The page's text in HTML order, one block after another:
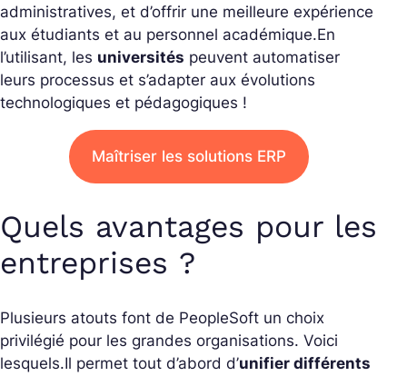
administratives, et d’offrir une meilleure expérience
aux étudiants et au personnel académique.En
l’utilisant, les universités peuvent automatiser
leurs processus et s’adapter aux évolutions
technologiques et pédagogiques !
Maîtriser les solutions ERP
Quels avantages pour les
entreprises ?
Plusieurs atouts font de PeopleSoft un choix
privilégié pour les grandes organisations. Voici
lesquels.Il permet tout d’abord d’unifier différents